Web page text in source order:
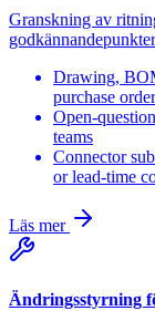
Granskning av
Drawing,
purchase
Open-
teams
Connector
or lead-time
Läs mer
Ändringsstyrning